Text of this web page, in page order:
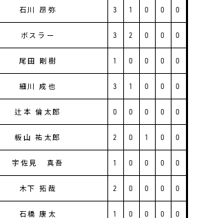
石川 昂弥 3 1 0 0 0
ボスラー 3 2 0 0 0
尾田 剛樹 1 0 0 0 0
細川 成也 3 1 0 0 0
辻本 倫太郎 0 0 0 0 0
板山 祐太郎 2 0 1 0 0
宇佐見 真吾 1 0 0 0 0
木下 拓哉 2 0 0 0 0
石橋 康太 1 0 0 0 0